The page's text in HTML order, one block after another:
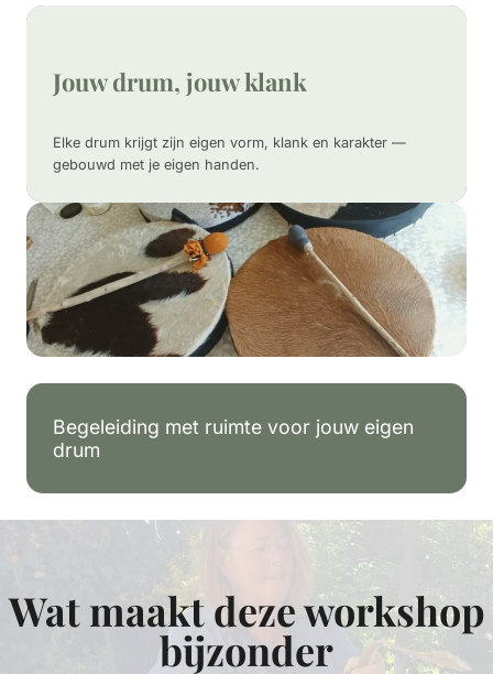
Jouw drum, jouw klank
Elke drum krijgt zijn eigen vorm, klank en karakter —
gebouwd met je eigen handen.
Begeleiding met ruimte voor jouw eigen
drum
Wat maakt deze workshop
bijzonder